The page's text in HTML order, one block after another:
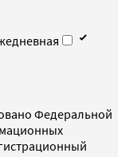
Федеральной